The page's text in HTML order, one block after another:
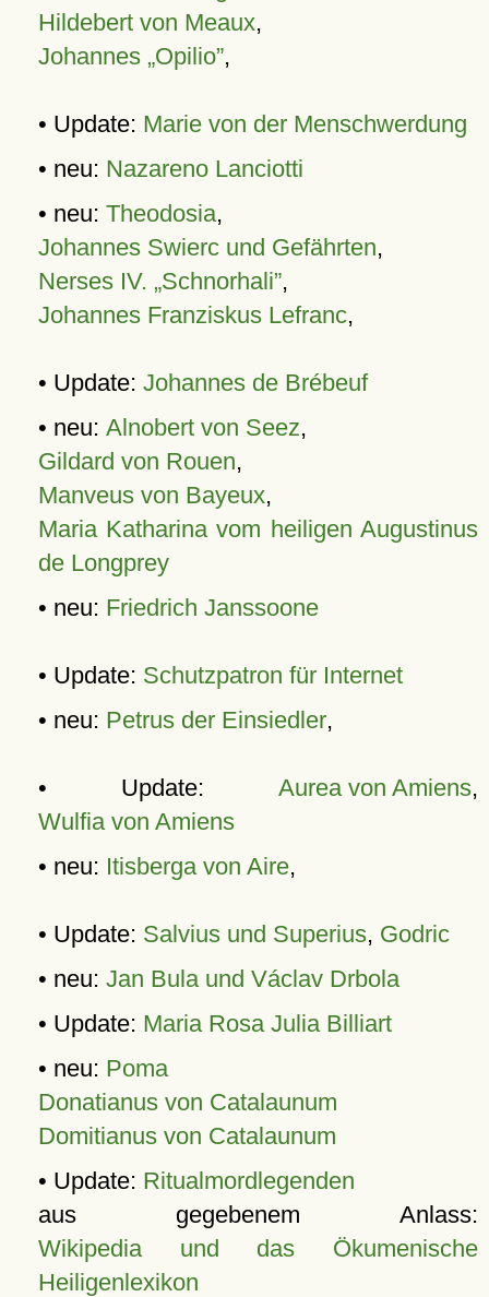
Hildebert von Meaux,
Johannes „Opilio”,
• Update: Marie von der Menschwerdung
• neu: Nazareno Lanciotti
• neu: Theodosia,
Johannes Swierc und Gefährten,
Nerses IV. „Schnorhali”,
Johannes Franziskus Lefranc,
• Update: Johannes de Brébeuf
• neu: Alnobert von Seez,
Gildard von Rouen,
Manveus von Bayeux,
Maria Katharina vom heiligen Augustinus
de Longprey
• neu: Friedrich Janssoone
• Update: Schutzpatron für Internet
• neu: Petrus der Einsiedler,
• Update: Aurea von Amiens,
Wulfia von Amiens
• neu: Itisberga von Aire,
• Update: Salvius und Superius, Godric
• neu: Jan Bula und Václav Drbola
• Update: Maria Rosa Julia Billiart
• neu: Poma
Donatianus von Catalaunum
Domitianus von Catalaunum
• Update: Ritualmordlegenden
aus gegebenem Anlass:
Wikipedia und das Ökumenische
Heiligenlexikon